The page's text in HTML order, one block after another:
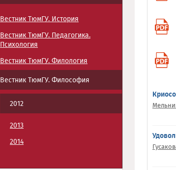
Вестник ТюмГУ. История
Вестник ТюмГУ. Педагогика.
Психология
Вестник ТюмГУ. Филология
Вестник ТюмГУ. Философия
2012
2013
2014